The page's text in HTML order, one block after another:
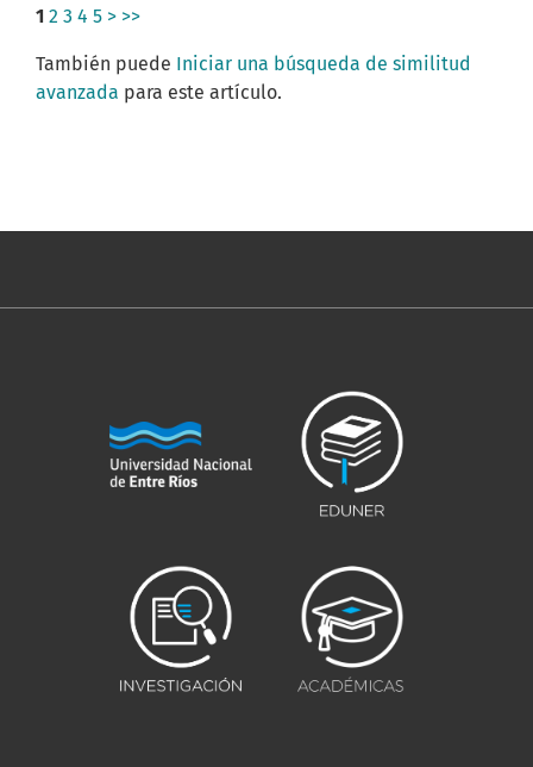
1 2 3 4 5 > >>
También puede Iniciar una búsqueda de similitud
avanzada para este artículo.